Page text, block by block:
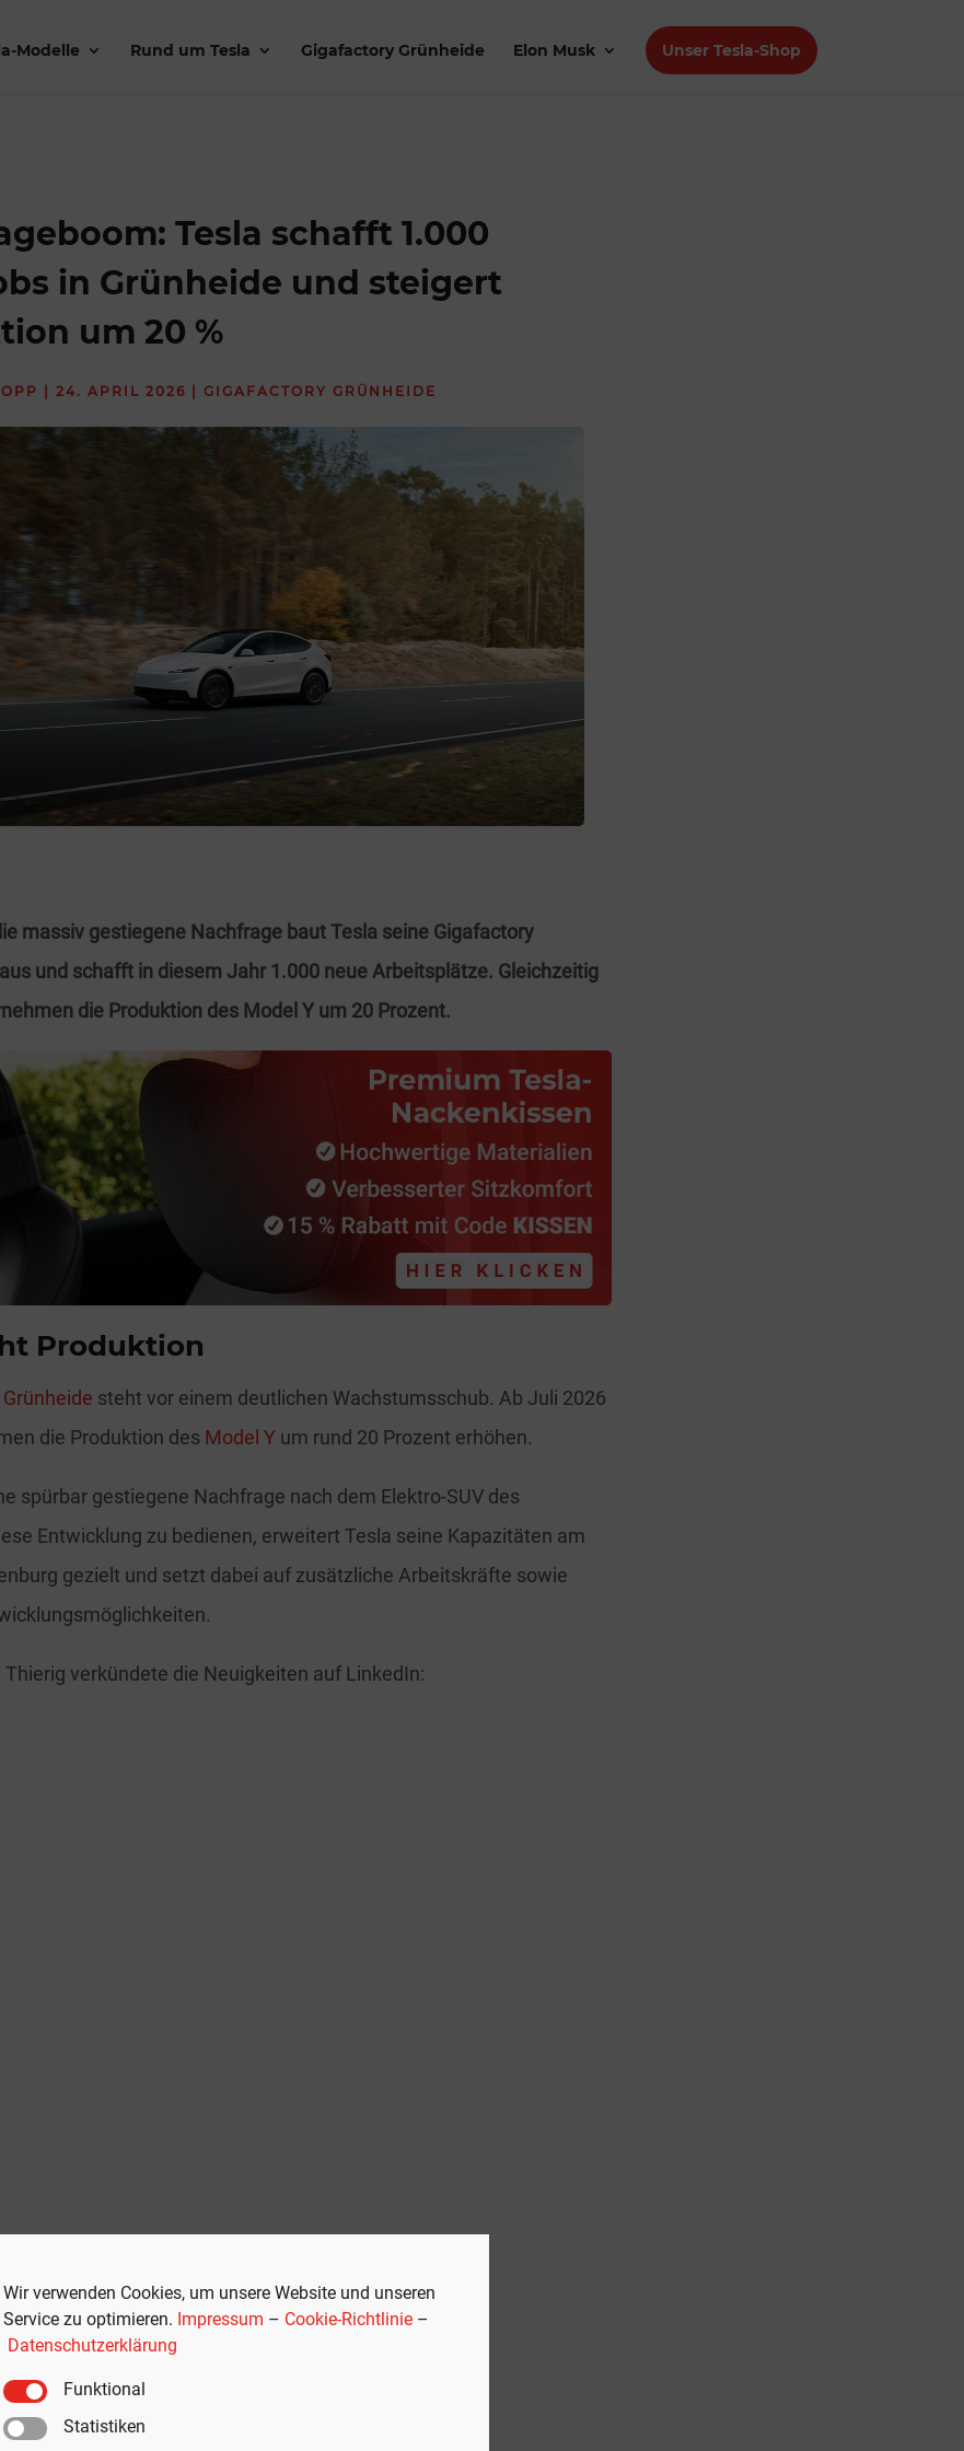
Wir verwenden Cookies, um unsere Website und unseren
Service zu optimieren. Impressum – Cookie-Richtlinie –
Datenschutzerklärung
Funktional
Statistiken
Modelle Rund um Tesla Gigafactory Grünheide Elon Musk Unser Tesla-Shop
Tesla schafft 1.000
in Grünheide und steigert
um 20 %
| 24. APRIL 2026 | GIGAFACTORY GRÜNHEIDE
massiv gestiegene Nachfrage baut Tesla seine Gigafactory
und schafft in diesem Jahr 1.000 neue Arbeitsplätze. Gleichzeitig
die Produktion des Model Y um 20 Prozent.
Produktion
steht vor einem deutlichen Wachstumsschub. Ab Juli 2026
die Produktion des Model Y um rund 20 Prozent erhöhen.
spürbar gestiegene Nachfrage nach dem Elektro-SUV des
Entwicklung zu bedienen, erweitert Tesla seine Kapazitäten am
gezielt und setzt dabei auf zusätzliche Arbeitskräfte sowie
verkündete die Neuigkeiten auf LinkedIn: